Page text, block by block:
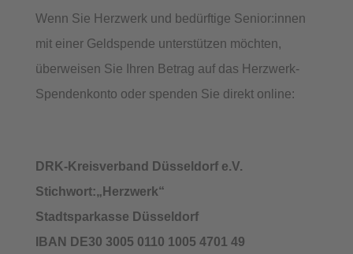
Wenn Sie Herzwerk und bedürftige Senior:innen
mit einer Geldspende unterstützen möchten,
überweisen Sie Ihren Betrag auf das Herzwerk-
Spendenkonto oder spenden Sie direkt online:
DRK-Kreisverband Düsseldorf e.V.
Stichwort:„Herzwerk“
Stadtsparkasse Düsseldorf
IBAN DE30 3005 0110 1005 4701 49